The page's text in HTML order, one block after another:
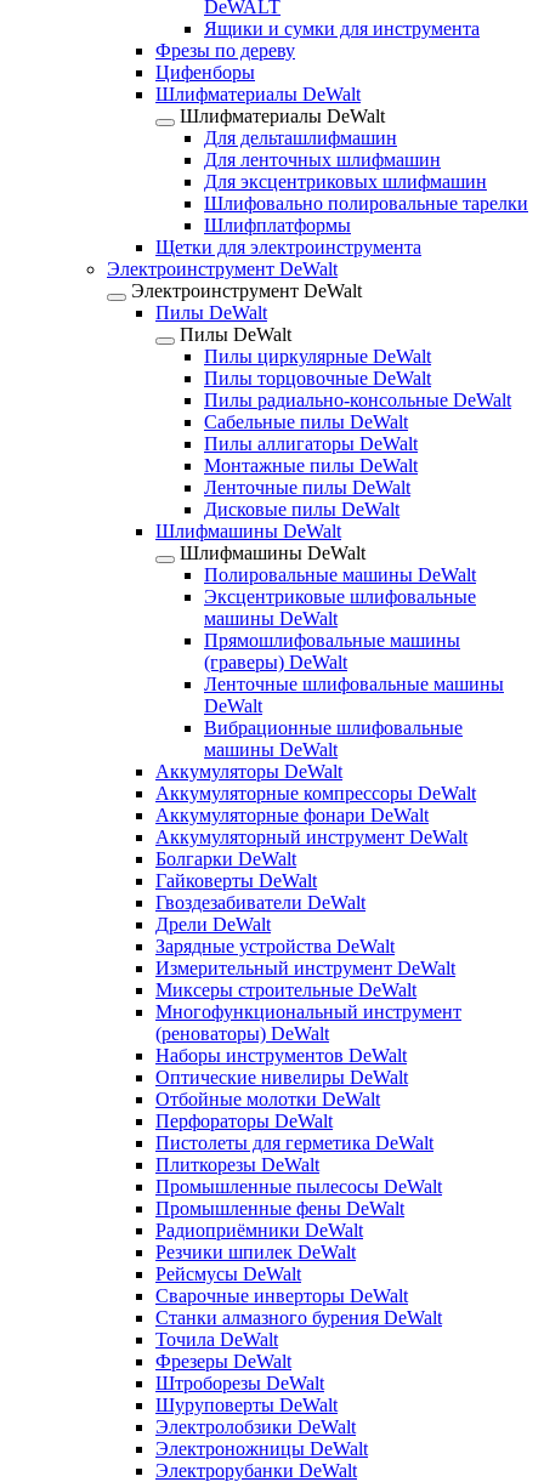
DeWALT
Ящики и сумки для инструмента
Фрезы по дереву
Цифенборы
Шлифматериалы DeWalt
Шлифматериалы DeWalt
Для дельташлифмашин
Для ленточных шлифмашин
Для эксцентриковых шлифмашин
Шлифовально полировальные тарелки
Шлифплатформы
Щетки для электроинструмента
Электроинструмент DeWalt
Электроинструмент DeWalt
Пилы DeWalt
Пилы DeWalt
Пилы циркулярные DeWalt
Пилы торцовочные DeWalt
Пилы радиально-консольные DeWalt
Сабельные пилы DeWalt
Пилы аллигаторы DeWalt
Монтажные пилы DeWalt
Ленточные пилы DeWalt
Дисковые пилы DeWalt
Шлифмашины DeWalt
Шлифмашины DeWalt
Полировальные машины DeWalt
Эксцентриковые шлифовальные
машины DeWalt
Прямошлифовальные машины
(граверы) DeWalt
Ленточные шлифовальные машины
DeWalt
Вибрационные шлифовальные
машины DeWalt
Аккумуляторы DeWalt
Аккумуляторные компрессоры DeWalt
Аккумуляторные фонари DeWalt
Аккумуляторный инструмент DeWalt
Болгарки DeWalt
Гайковерты DeWalt
Гвоздезабиватели DeWalt
Дрели DeWalt
Зарядные устройства DeWalt
Измерительный инструмент DeWalt
Миксеры строительные DeWalt
Многофункциональный инструмент
(реноваторы) DeWalt
Наборы инструментов DeWalt
Оптические нивелиры DeWalt
Отбойные молотки DeWalt
Перфораторы DeWalt
Пистолеты для герметика DeWalt
Плиткорезы DeWalt
Промышленные пылесосы DeWalt
Промышленные фены DeWalt
Радиоприёмники DeWalt
Резчики шпилек DeWalt
Рейсмусы DeWalt
Сварочные инверторы DeWalt
Станки алмазного бурения DeWalt
Точила DeWalt
Фрезеры DeWalt
Штроборезы DeWalt
Шуруповерты DeWalt
Электролобзики DeWalt
Электроножницы DeWalt
Электрорубанки DeWalt